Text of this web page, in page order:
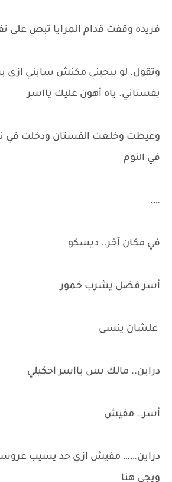
فريده وقفت قدام المرايا تبص على
وتقول. لو بيحبني مكنش سابني ازي
بفستاني. ياه أهون عليك يااسر
وعيطت وخلعت الفستان ودخلت في
في النوم
….
في مكان آخر.. ديسكو
أسر فضل يشرب خمور
علشان ينسى
دراين.. مالك بس يااسر احكيلي
أسر.. مفيش
دراين…… مفيش ازي حد يسيب
ويجي هنا